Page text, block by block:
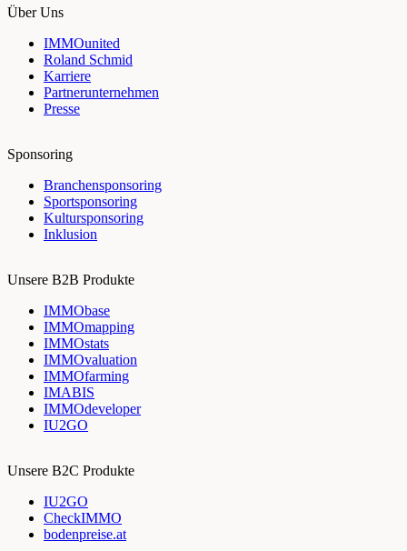
Über Uns
IMMOunited
Roland Schmid
Karriere
Partnerunternehmen
Presse
Sponsoring
Branchensponsoring
Sportsponsoring
Kultursponsoring
Inklusion
Unsere B2B Produkte
IMMObase
IMMOmapping
IMMOstats
IMMOvaluation
IMMOfarming
IMABIS
IMMOdeveloper
IU2GO
Unsere B2C Produkte
IU2GO
CheckIMMO
bodenpreise.at